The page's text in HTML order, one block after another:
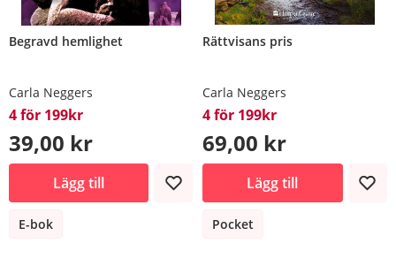
Begravd hemlighet
Carla Neggers
4 för 199kr
39,00 kr
Lägg till
E-bok
Rättvisans pris
Carla Neggers
4 för 199kr
69,00 kr
Lägg till
Pocket